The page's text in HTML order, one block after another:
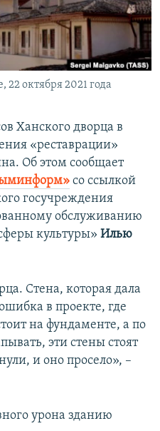
октября 2021 года
Ханского дворца в
«реставрации»
Об этом сообщает
со ссылкой
госучреждения
обслуживанию
культуры» Илью
Стена, которая дала
в проекте, где
на фундаменте, а по
эти стены стоят
и оно просело», –
урона зданию